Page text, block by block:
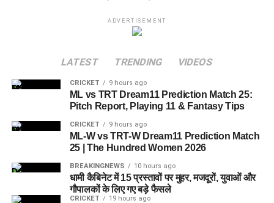
8
Best Dream11 Team Today
Match 24 (Small League)
Wicketkeepers
Joe Clarke
Donovan Ferreira
ADVERTISEMENT
LATEST TRENDING VIDEOS
CRICKET 9 hours ago
ML vs TRT Dream11 Prediction Match 25:
Pitch Report, Playing 11 & Fantasy Tips
CRICKET 9 hours ago
ML-W vs TRT-W Dream11 Prediction Match
25 | The Hundred Women 2026
BREAKINGNEWS 10 hours ago
धामी कैबिनेट में 15 प्रस्तावों पर मुहर, मजदूरों, युवाओं और
गौपालकों के लिए गए बड़े फैसले
CRICKET 19 hours ago